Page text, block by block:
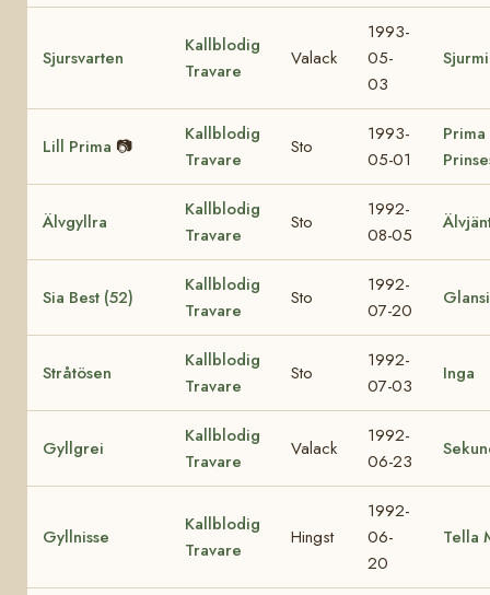
Sjursvarten
Kallblodig
Travare
Valack
1993-
05-
03
Lill Prima 📷
Kallblodig
Travare
Sto
1993-
05-01
Prima
Älvgyllra
Kallblodig
Travare
Sto
1992-
08-05
Sia Best (52)
Kallblodig
Travare
Sto
1992-
07-20
Stråtösen
Kallblodig
Travare
Sto
1992-
07-03
Inga
Gyllgrei
Kallblodig
Travare
Valack
1992-
06-23
Gyllnisse
Kallblodig
Travare
Hingst
1992-
06-
20
Tella